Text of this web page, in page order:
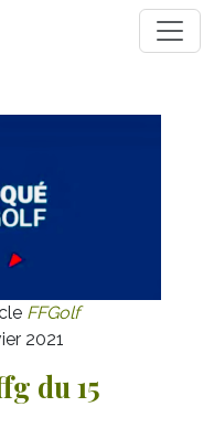
FFGolf
2021
du 15